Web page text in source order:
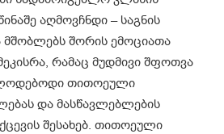
აღმოვჩნდი – საგნის
შორის ემოციათა
რამაც მუდმივი შფოთვა
თითოეული
და მასწავლებლების
შესახებ. თითოეული